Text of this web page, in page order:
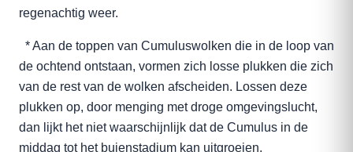
regenachtig weer.
* Aan de toppen van Cumuluswolken die in de loop van
de ochtend ontstaan, vormen zich losse plukken die zich
van de rest van de wolken afscheiden. Lossen deze
plukken op, door menging met droge omgevingslucht,
dan lijkt het niet waarschijnlijk dat de Cumulus in de
middag tot het buienstadium kan uitgroeien.